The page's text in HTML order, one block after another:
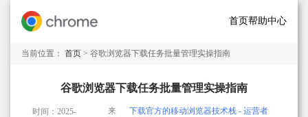
首页帮助中心
当前位置： 首页 > 谷歌浏览器下载任务批量管理实操指南
谷歌浏览器下载任务批量管理实操指南
时间：2025-
来
下载官方的移动浏览器技术栈 - 运营者